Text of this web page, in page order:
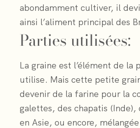
abondamment cultiver, il
ainsi l’aliment principal des
Parties utilisées:
La graine est l’élément de la
utilise. Mais cette petite
devenir de la farine pour la
galettes, des chapatis (Inde),
en Asie, ou encore, mélangée